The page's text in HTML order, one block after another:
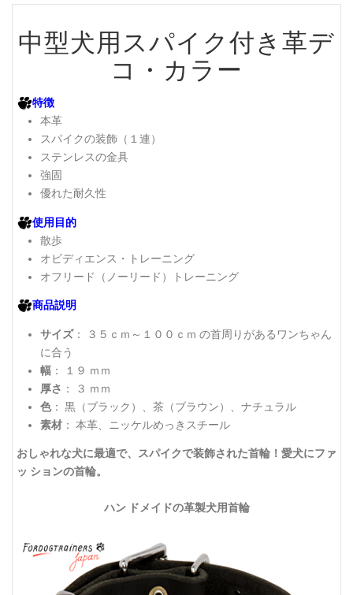
中型犬用スパイク付き革デ
コ・カラー
特徴
本革
スパイクの装飾（１連）
ステンレスの金具
強固
優れた耐久性
使用目的
散歩
オビディエンス・トレーニング
オフリード（ノーリード）トレーニング
商品説明
サイズ： ３５ｃｍ～１００ｃｍ の首周りがあるワンちゃん
に合う
幅 ： １９ ｍｍ
厚さ ： ３ ｍｍ
色： 黒（ブラック）、茶（ブラウン）、ナチュラル
素材 ： 本革、ニッケルめっきスチール
おしゃれな犬に最適で、スパイクで装飾された首輪！愛犬にファ
ッ ションの首輪。
ハン ドメイドの革製犬用首輪